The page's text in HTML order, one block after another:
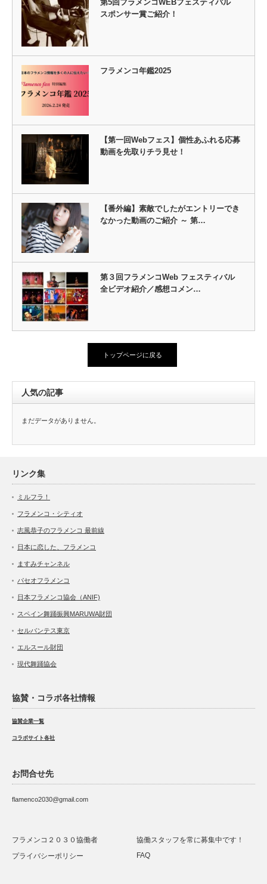
第5回フラメンコWEBフェスティバル
スポンサー賞ご紹介！
フラメンコ年鑑2025
【第一回Webフェス】個性あふれる応募
動画を先取りチラ見せ！
【番外編】素敵でしたがエントリーでき
なかった動画のご紹介 ～ 第…
第３回フラメンコWeb フェスティバル
全ビデオ紹介／感想コメン…
トップページに戻る
人気の記事
まだデータがありません。
リンク集
ミルフラ！
フラメンコ・シティオ
志風恭子のフラメンコ 最前線
日本に恋した、フラメンコ
ますみチャンネル
パセオフラメンコ
日本フラメンコ協会（ANIF)
スペイン舞踊振興MARUWA財団
セルバンテス東京
エルスール財団
現代舞踊協会
協賛・コラボ各社情報
協賛企業一覧
コラボサイト各社
お問合せ先
flamenco2030@gmail.com
フラメンコ２０３０協働者
協働スタッフを常に募集中です！
プライバシーポリシー
FAQ